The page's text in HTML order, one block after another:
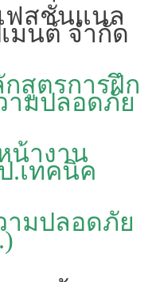
ฟสชั่นแนล
มนต์ จำกัด
สูตรการฝึก
ามปลอดภัย
น้างาน
.เทคนิค
ามปลอดภัย